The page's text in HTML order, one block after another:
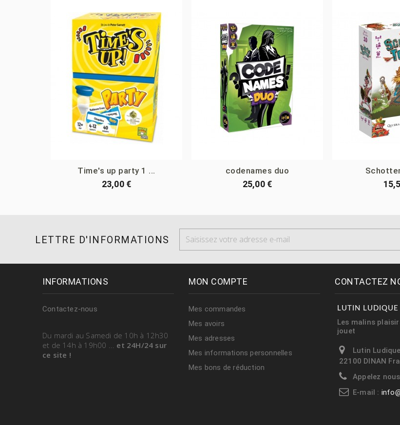
Time's up party 1 ...
23,00 €
codenames duo
25,00 €
LETTRE D'INFORMATIONS
INFORMATIONS
Contactez-nous
Du mardi au Samedi de 10h à 12h30
et de 14h à 19h00
et 24H/24 sur
ce site !
MON COMPTE
Mes commandes
Mes avoirs
Mes adresses
Mes informations personnelles
Mes bons de réduction
CONTACTEZ
LUTIN LUDIQUE
Les malins
jouet
Lutin
22100 DINAN
Appelez
E-mail :